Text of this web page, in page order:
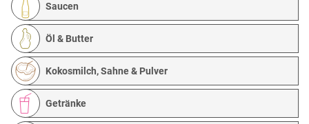
Saucen
Öl & Butter
Kokosmilch, Sahne & Pulver
Getränke